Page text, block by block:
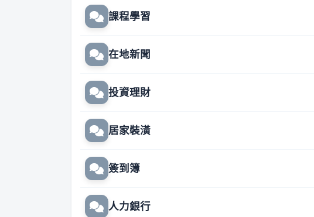
課程學習
在地新聞
投資理財
居家裝潢
簽到簿
人力銀行